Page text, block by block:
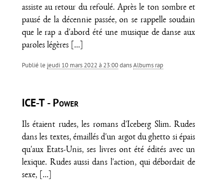
assiste au retour du refoulé. Après le ton sombre et
pausé de la décennie passée, on se rappelle soudain
que le rap a d'abord été une musique de danse aux
paroles légères
[…]
Publié le jeudi 10 mars 2022 à 23:00dansAlbums rap
ICE-T - Power
Ils étaient rudes, les romans d'Iceberg Slim. Rudes
dans les textes, émaillés d'un argot du ghetto si épais
qu'aux Etats-Unis, ses livres ont été édités avec un
lexique. Rudes aussi dans l'action, qui débordait de
sexe,
[…]